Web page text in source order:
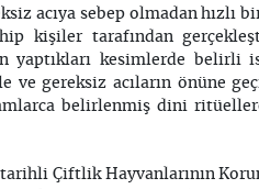
acıya sebep olmadan hızlı
kişiler tarafından
yaptıkları kesimlerde belirli
gereksiz acıların önüne
belirlenmiş dini
Çiftlik Hayvanlarının